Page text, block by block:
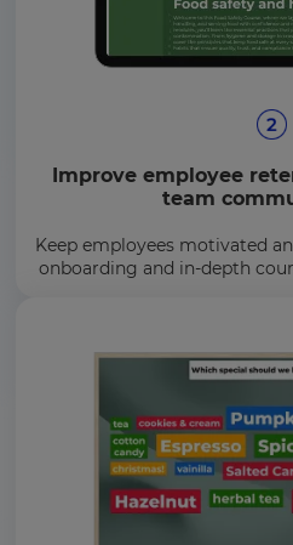
Improve employee
team
Keep employees motivated
onboarding and in-depth